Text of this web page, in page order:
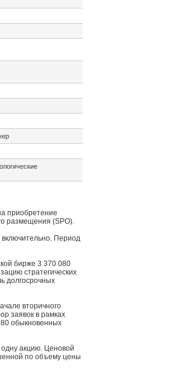
приобретение
размещения (SPO).
Период
бирже 3 370 080
стратегических
долгосрочных
вторичного
заявок в рамках
обыкновенных
акцию. Ценовой
по объему цены